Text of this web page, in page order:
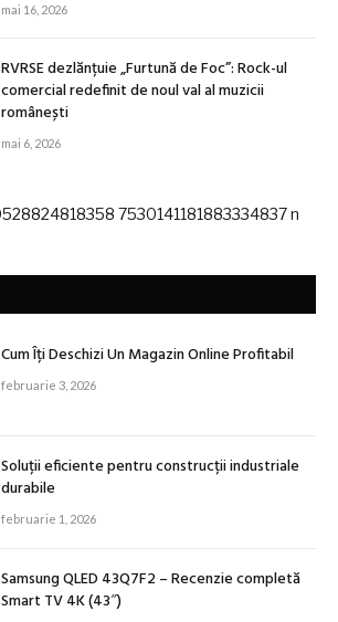
mai 16, 2026
RVRSE dezlănțuie „Furtună de Foc”: Rock-ul
comercial redefinit de noul val al muzicii
românești
mai 6, 2026
Cum Îți Deschizi Un Magazin Online Profitabil
februarie 3, 2026
Soluții eficiente pentru construcții industriale
durabile
februarie 1, 2026
Samsung QLED 43Q7F2 – Recenzie completă
Smart TV 4K (43″)